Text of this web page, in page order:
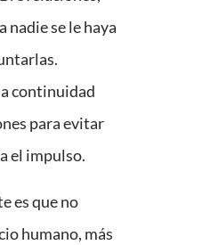
nadie se le haya
continuidad
para evitar
el impulso.
es que no
humano, más